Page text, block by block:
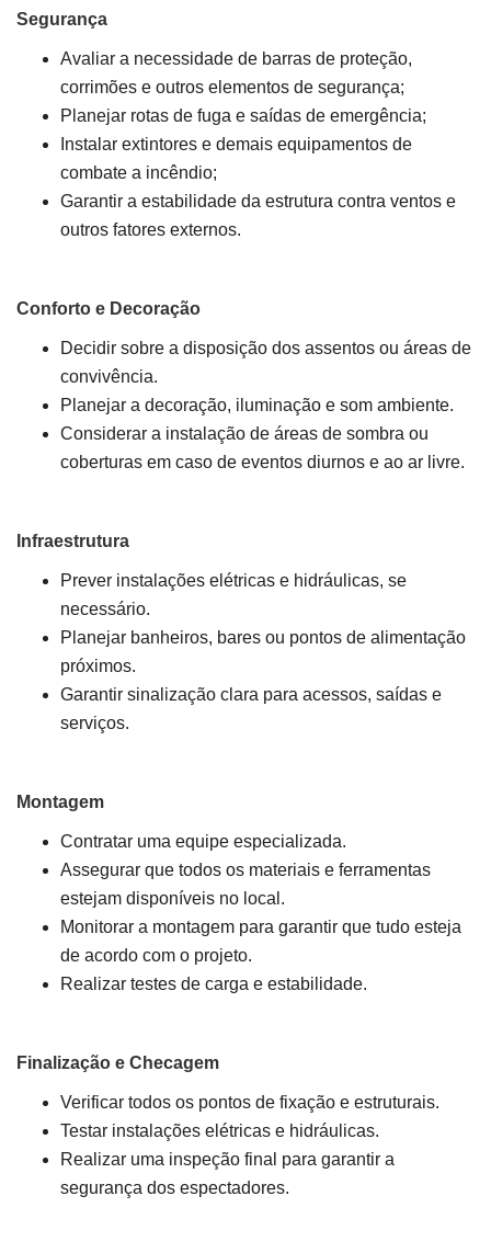
Segurança
Avaliar a necessidade de barras de proteção,
corrimões e outros elementos de segurança;
Planejar rotas de fuga e saídas de emergência;
Instalar extintores e demais equipamentos de
combate a incêndio;
Garantir a estabilidade da estrutura contra ventos e
outros fatores externos.
Conforto e Decoração
Decidir sobre a disposição dos assentos ou áreas de
convivência.
Planejar a decoração, iluminação e som ambiente.
Considerar a instalação de áreas de sombra ou
coberturas em caso de eventos diurnos e ao ar livre.
Infraestrutura
Prever instalações elétricas e hidráulicas, se
necessário.
Planejar banheiros, bares ou pontos de alimentação
próximos.
Garantir sinalização clara para acessos, saídas e
serviços.
Montagem
Contratar uma equipe especializada.
Assegurar que todos os materiais e ferramentas
estejam disponíveis no local.
Monitorar a montagem para garantir que tudo esteja
de acordo com o projeto.
Realizar testes de carga e estabilidade.
Finalização e Checagem
Verificar todos os pontos de fixação e estruturais.
Testar instalações elétricas e hidráulicas.
Realizar uma inspeção final para garantir a
segurança dos espectadores.